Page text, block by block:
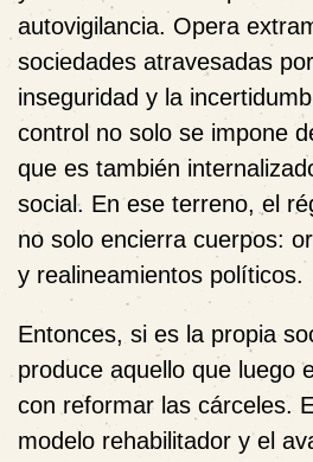
autovigilancia. Opera
sociedades atravesadas
inseguridad y la
control no solo se impone
que es también
social. En ese terreno, el
no solo encierra cuerpos:
y realineamientos políticos.
Entonces, si es la propia
produce aquello que luego
con reformar las cárceles.
modelo rehabilitador y el